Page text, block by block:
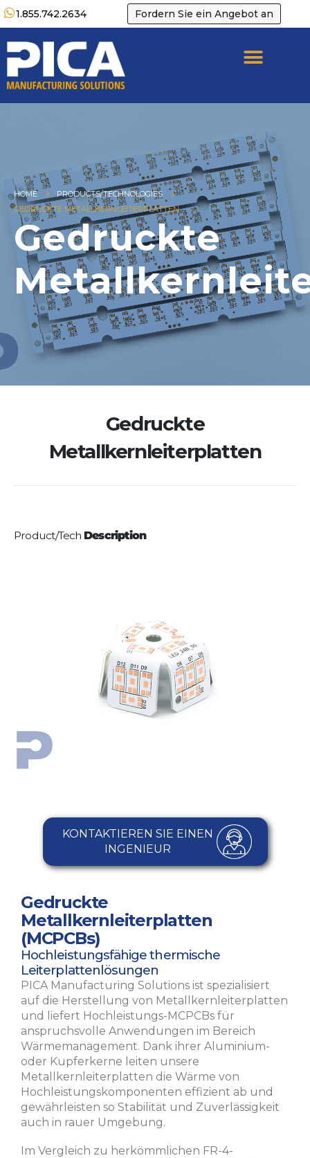
1.855.742.2634 Fordern Sie ein Angebot an
HOME
PRODUCTS/TECHNOLOGIES
GEDRUCKTE METALLKERNLEITERPLATTEN
Gedruckte
Gedruckte
Metallkernleiterplatten
Product/Tech Description
KONTAKTIEREN SIE EINEN
INGENIEUR
Gedruckte
Metallkernleiterplatten
(MCPCBs)
Hochleistungsfähige thermische
Leiterplattenlösungen
PICA Manufacturing Solutions ist spezialisiert
auf die Herstellung von Metallkernleiterplatten
und liefert Hochleistungs-MCPCBs für
anspruchsvolle Anwendungen im Bereich
Wärmemanagement. Dank ihrer Aluminium-
oder Kupferkerne leiten unsere
Metallkernleiterplatten die Wärme von
Hochleistungskomponenten effizient ab und
gewährleisten so Stabilität und Zuverlässigkeit
auch in rauer Umgebung.
Im Vergleich zu herkömmlichen FR-4-